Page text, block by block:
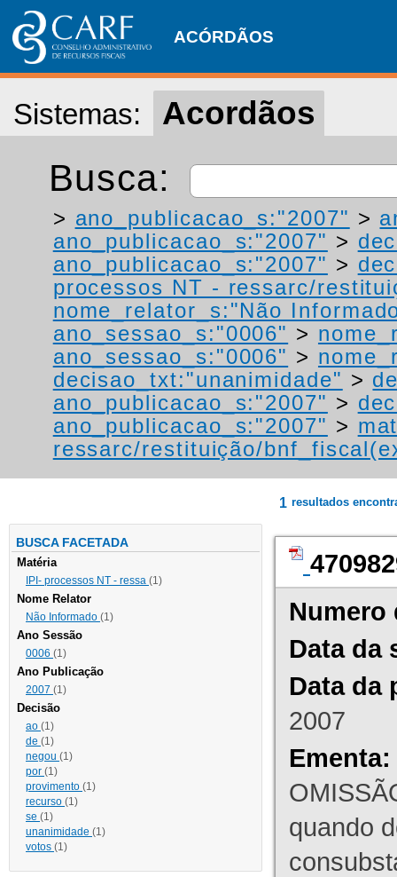
ACÓRDÃOS
Sistemas: Acordãos
Busca:
> ano_publicacao_s:"2007" >
ano_publicacao_s:"2007" >
ano_publicacao_s:"2007" >
processos NT - ressarc/
nome_relator_s:"Não
ano_sessao_s:"0006" >
ano_sessao_s:"0006" >
decisao_txt:"unanimidade" >
ano_publicacao_s:"2007" >
ano_publicacao_s:"2007" >
ressarc/restituição/
BUSCA FACETADA
Matéria
IPI- processos NT - ressa (1)
Nome Relator
Não Informado (1)
Ano Sessão
0006 (1)
Ano Publicação
2007 (1)
Decisão
ao (1)
de (1)
negou (1)
por (1)
provimento (1)
recurso (1)
se (1)
unanimidade (1)
votos (1)
1 resultados
Numero
Data da
Data da
2007
Ementa:
quando